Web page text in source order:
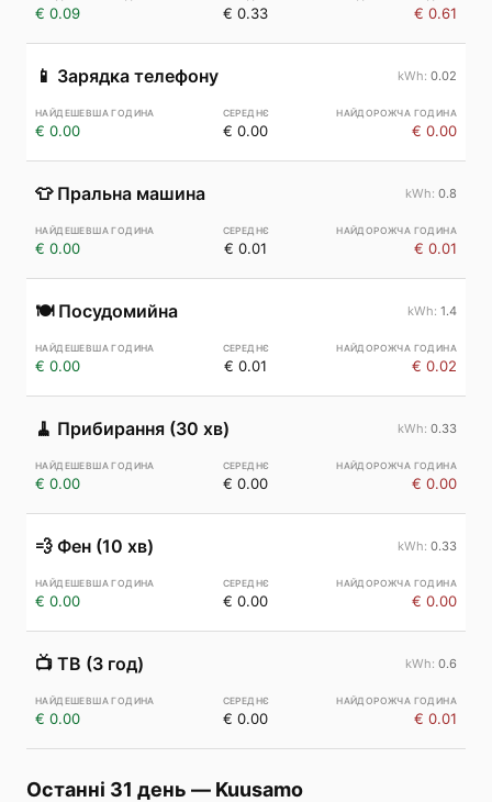
€ 0.09 € 0.33 € 0.61
📱 Зарядка телефону 0.02
€ 0.00 € 0.00 € 0.00
👕 Пральна машина 0.8
€ 0.00 € 0.01 € 0.01
🍽️ Посудомийна 1.4
€ 0.00 € 0.01 € 0.02
🧹 Прибирання (30 хв) 0.33
€ 0.00 € 0.00 € 0.00
💨 Фен (10 хв) 0.33
€ 0.00 € 0.00 € 0.00
📺 ТВ (3 год) 0.6
€ 0.00 € 0.00 € 0.01
Останні 31 день — Kuusamo